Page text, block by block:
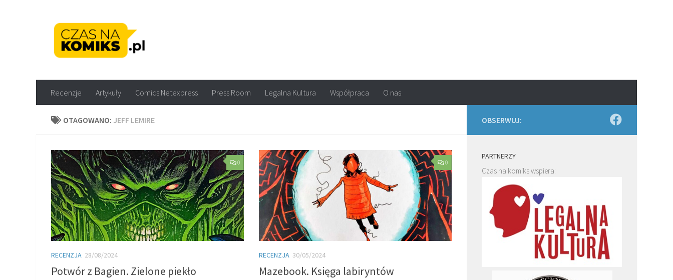
Recenzje Artykuły Comics Netexpress Press Room Legalna Kultura Współpraca O nas
OTAGOWANO: JEFF LEMIRE
0
RECENZJA 28/08/2024
Potwór z Bagien. Zielone piekło
0
RECENZJA 30/05/2024
Mazebook. Księga labiryntów
OBSERWUJ:
PARTNERZY
Czas na komiks wspiera: